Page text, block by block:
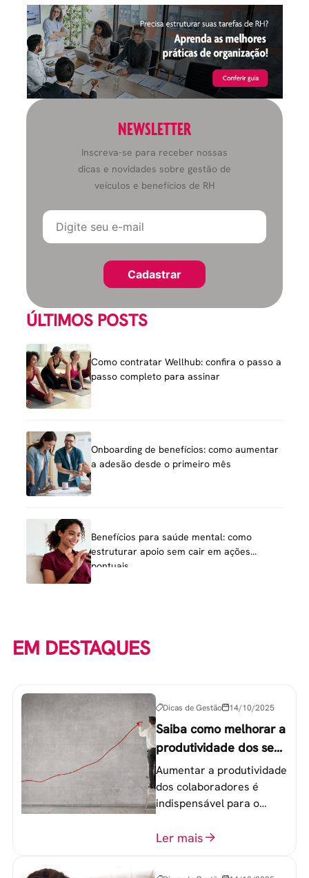
NEWSLETTER
Inscreva-se para receber nossas
dicas e novidades sobre gestão de
veículos e benefícios de RH
ÚLTIMOS POSTS
Como contratar Wellhub: confira o passo a
passo completo para assinar
Onboarding de benefícios: como aumentar
a adesão desde o primeiro mês
Benefícios para saúde mental: como
estruturar apoio sem cair em ações
pontuais
EM DESTAQUES
Dicas de Gestão 14/10/2025
Saiba como melhorar a
produtividade dos seus
colaboradores
Aumentar a produtividade
dos colaboradores é
indispensável para o
equipe de trabalho. 6
Ler mais